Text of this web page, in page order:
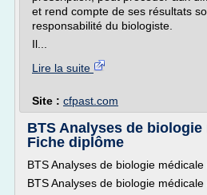
et rend compte de ses résultats
responsabilité du biologiste.
Il...
Lire la suite
Site : cfpast.com
BTS Analyses de biologie
Fiche diplôme
BTS Analyses de biologie médicale
BTS Analyses de biologie médicale